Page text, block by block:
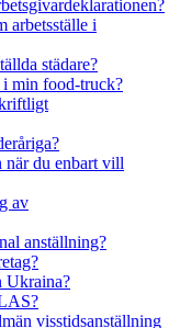
arbetsställe i
städare?
i min food-truck?
när du enbart vill
av
anställning?
Ukraina?
visstidsanställning